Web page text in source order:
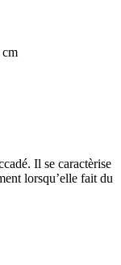
cm
Il se caractèrise
lorsqu’elle fait du